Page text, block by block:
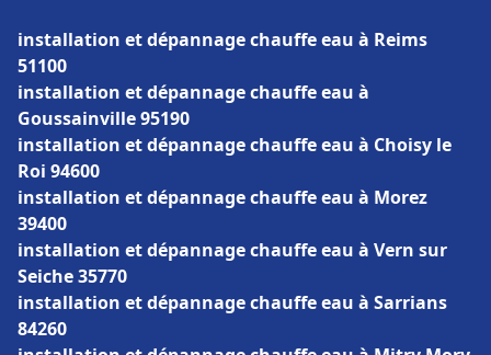
installation et dépannage chauffe eau à Reims
51100
installation et dépannage chauffe eau à
Goussainville 95190
installation et dépannage chauffe eau à Choisy le
Roi 94600
installation et dépannage chauffe eau à Morez
39400
installation et dépannage chauffe eau à Vern sur
Seiche 35770
installation et dépannage chauffe eau à Sarrians
84260